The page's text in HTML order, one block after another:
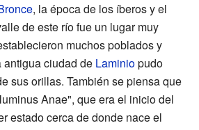
, la época de los íberos y el
de este río fue un lugar muy
muchos poblados y
ciudad de Laminiopudo
sus orillas. También se piensa que
Anae", que era el inicio del
estado cerca de donde nace el